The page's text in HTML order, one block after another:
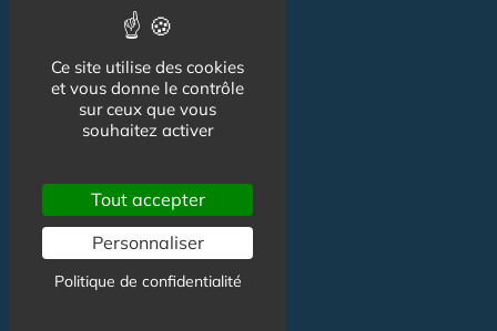
Linkedin
Informations
Mentions légales
Contact
Ce site utilise des cookies
et vous donne le contrôle
sur ceux que vous
souhaitez activer
Tout accepter
Personnaliser
Politique de confidentialité